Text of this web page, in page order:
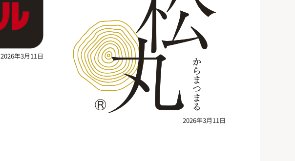
2026年3月11日
2026年3月11日